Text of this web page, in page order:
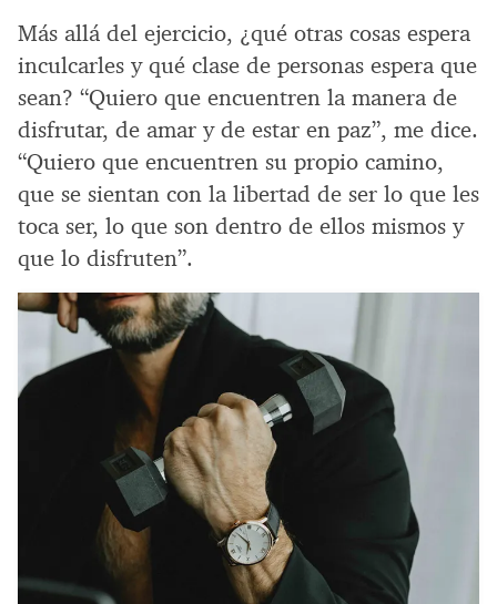
Más allá del ejercicio, ¿qué otras cosas espera
inculcarles y qué clase de personas espera que
sean? “Quiero que encuentren la manera de
disfrutar, de amar y de estar en paz”, me dice.
“Quiero que encuentren su propio camino,
que se sientan con la libertad de ser lo que les
toca ser, lo que son dentro de ellos mismos y
que lo disfruten”.